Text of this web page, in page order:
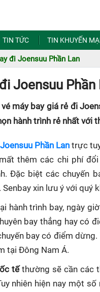
TIN TỨC TIN KHUYẾN
đi Joensuu Phần Lan
Joensuu Phần
máy bay giá rẻ đi
hành trình rẻ nhất với
Phần Lan trực
thêm các chi phí
Đặc biệt các chuyến
Senbay xin lưu ý với quý
hành trình bay, ngày
bay thẳng hay có
bay có điểm
tại Đông Nam Á.
tếthường sẽ cần các
nhiên hiện nay một